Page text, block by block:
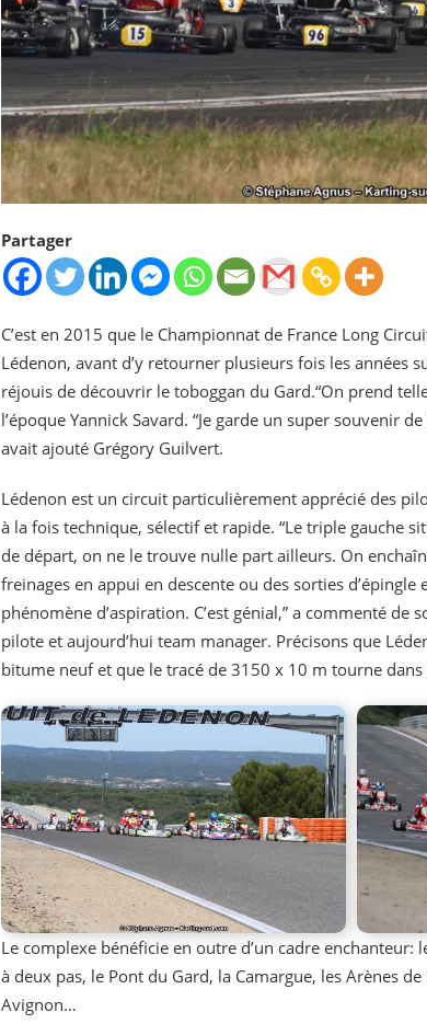
Partager
C’est en 2015 que le Championnat de France Long
Lédenon, avant d’y retourner plusieurs fois les années
réjouis de découvrir le toboggan du Gard.“On prend
l’époque Yannick Savard. “Je garde un super souvenir
avait ajouté Grégory Guilvert.
Lédenon est un circuit particulièrement apprécié des
à la fois technique, sélectif et rapide. “Le triple gauche
de départ, on ne le trouve nulle part ailleurs. On
freinages en appui en descente ou des sorties
phénomène d’aspiration. C’est génial,” a commenté de
pilote et aujourd’hui team manager. Précisons que
bitume neuf et que le tracé de 3150 x 10 m tourne
Le complexe bénéficie en outre d’un cadre
à deux pas, le Pont du Gard, la Camargue, les Arènes
Avignon…